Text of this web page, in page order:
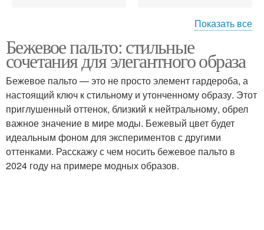
Пальто с обувью
Показать все
Бежевое пальто: стильные
сочетания для элегантного образа
Бежевое пальто — это не просто элемент гардероба, а
настоящий ключ к стильному и утонченному образу. Этот
приглушенный оттенок, близкий к нейтральному, обрел
важное значение в мире моды. Бежевый цвет будет
идеальным фоном для экспериментов с другими
оттенками. Расскажу с чем носить бежевое пальто в
2024 году на примере модных образов.